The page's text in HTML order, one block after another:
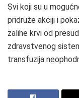
Svi koji su u
pridruže akciji i
zalihe krvi od
zdravstvenog
transfuzija